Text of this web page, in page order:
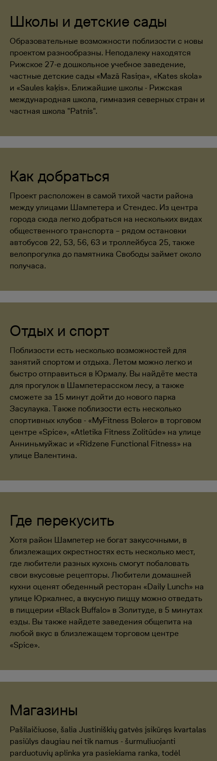
Школы и детские сады
Образовательные возможности поблизости с новы
проектом разнообразны. Неподалеку находятся
Рижское 27-е дошкольное учебное заведение,
частные детские сады «Mazā Rasiņa», «Kates skola»
и «Saules kaķis». Ближайшие школы - Рижская
международная школа, гимназия северных стран и
частная школа "Patnis".
Как добраться
Проект расположен в самой тихой части района
между улицами Шампетера и Стендес. Из центра
города сюда легко добраться на нескольких видах
общественного транспорта – рядом остановки
автобусов 22, 53, 56, 63 и троллейбуса 25, также
велопрогулка до памятника Свободы займет около
получаса.
Отдых и спорт
Поблизости есть несколько возможностей для
занятий спортом и отдыха. Летом можно легко и
быстро отправиться в Юрмалу. Вы найдёте места
для прогулок в Шампетерасском лесу, а также
сможете за 15 минут дойти до нового парка
Засулаука. Также поблизости есть несколько
спортивных клубов - «MyFitness Bolero» в торговом
центре «Spice», «Atletika Fitness Zolitūde» на улице
Анниньмуйжас и «Rīdzene Functional Fitness» на
улице Валентина.
Где перекусить
Хотя район Шампетер не богат закусочными, в
близлежащих окрестностях есть несколько мест,
где любители разных кухонь смогут побаловать
свои вкусовые рецепторы. Любители домашней
кухни оценят обеденный ресторан «Daily Lunch» на
улице Юркалнес, а вкусную пиццу можно отведать
в пиццерии «Black Buffalo» в Золитуде, в 5 минутах
езды. Вы также найдете заведения общепита на
любой вкус в близлежащем торговом центре
«Spice».
Магазины
Pašilaičiuose, šalia Justiniškių gatvės įsikūręs kvartalas
pasiūlys daugiau nei tik namus - šurmuliuojanti
parduotuvių aplinka yra pasiekiama ranka, todėl